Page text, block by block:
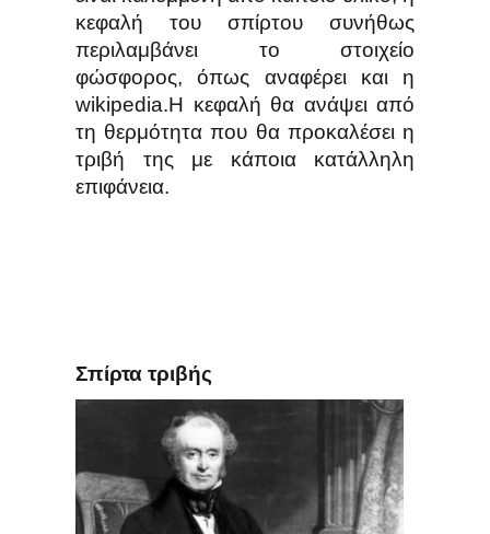
κεφαλή του σπίρτου συνήθως
περιλαμβάνει το στοιχείο
φώσφορος, όπως αναφέρει και η
wikipedia.Η κεφαλή θα ανάψει από
τη θερμότητα που θα προκαλέσει η
τριβή της με κάποια κατάλληλη
επιφάνεια.
Σπίρτα τριβής